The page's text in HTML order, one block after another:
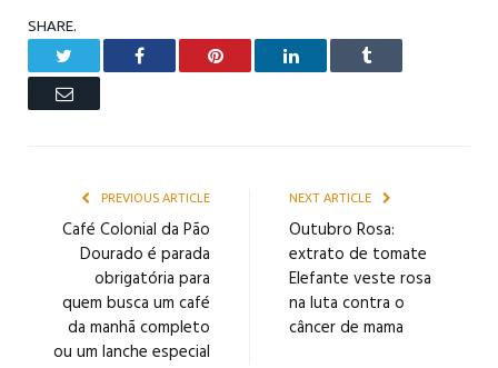
SHARE.
Facebook Pinterest LinkedIn Tumblr
Email
PREVIOUS ARTICLE
Café Colonial da Pão
Dourado é parada
obrigatória para
quem busca um café
da manhã completo
ou um lanche especial
NEXT ARTICLE
Outubro Rosa:
extrato de tomate
Elefante veste rosa
na luta contra o
câncer de mama